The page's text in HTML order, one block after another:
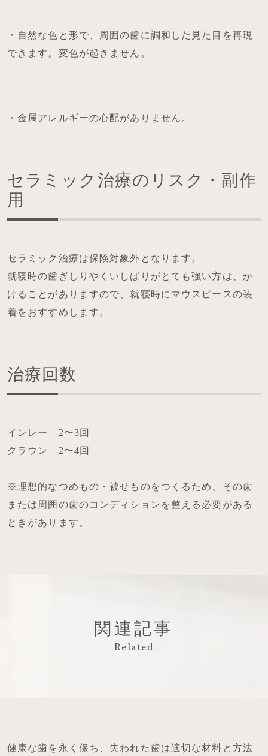
・自然な色と形で、周囲の歯に調和した見た目を再現
できます。変色が起きません。
・金属アレルギーの心配がありません。
セラミック治療のリスク・副作
用
セラミック治療は保険対象外となります。
就寝時の歯ぎしりやくいしばりがとても強い方は、か
けることがありますので、就寝時にマウスピースの装
着をおすすめします。
治療回数
インレー 2〜3回
クラウン 2〜4回
※理想的なつめもの・被せものをつくるため、その歯
または周囲の歯のコンディションを整える必要がある
ときがあります。
関連記事
Related
健康な歯を永く保ち、失われた歯は適切な材料と方法